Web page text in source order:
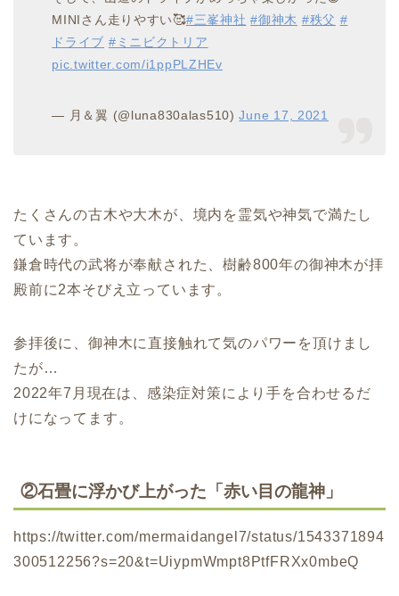
MINIさん走りやすい🥰#三峯神社 #御神木 #秩父 #
ドライブ #ミニビクトリア
pic.twitter.com/i1ppPLZHEv
— 月＆翼 (@luna830alas510)June 17, 2021
たくさんの古木や大木が、境内を霊気や神気で満たし
ています。
鎌倉時代の武将が奉献された、樹齢800年の御神木が拝
殿前に2本そびえ立っています。
参拝後に、御神木に直接触れて気のパワーを頂けまし
たが…
2022年7月現在は、感染症対策により手を合わせるだ
けになってます。
②石畳に浮かび上がった「赤い目の龍神」
https://twitter.com/mermaidangel7/status/1543371894
300512256?s=20&t=UiypmWmpt8PtfFRXx0mbeQ